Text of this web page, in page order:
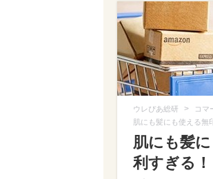
ウレぴあ総研 > コマ
肌にも髪にも使える無
肌にも髪
利すぎる